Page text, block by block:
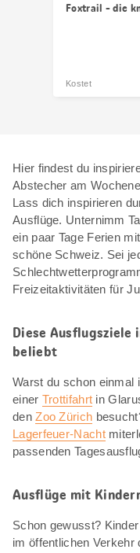
Foxtrail - die
Kostet
Hier findest du
Abstecher am
Lass dich inspirieren
Ausflüge. Unternimm
ein paar Tage Ferien
schöne Schweiz. Sei
Freizeitaktivitäten für
Diese Ausflugsziele
beliebt
Warst du schon einmal
einer Trottifahrt in
denZoo Zürich
Lagerfeuer-Nacht
passenden
Ausflüge mit
Schon gewusst?
im öffentlichen